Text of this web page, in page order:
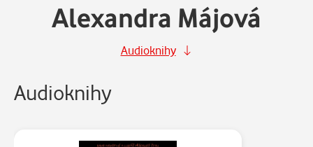
Alexandra Májová
Audioknihy
Audioknihy